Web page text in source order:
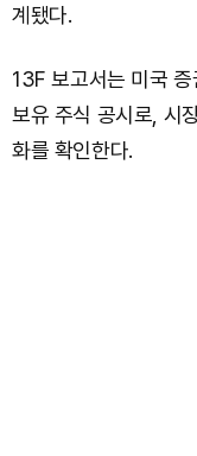
계됐다.
13F 보고서는 미국
보유 주식 공시로, 시
화를 확인한다.